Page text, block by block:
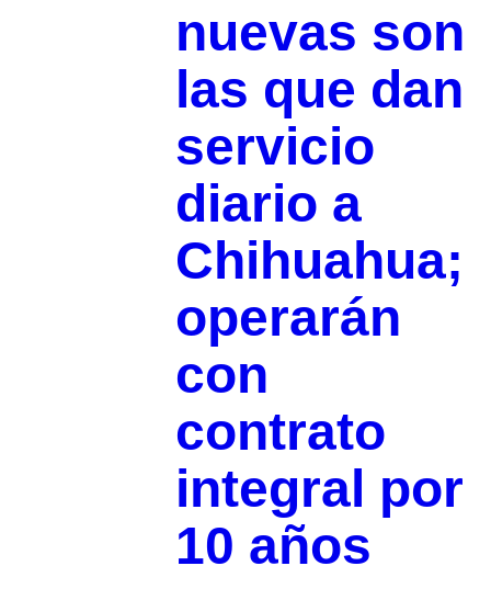
nuevas son
las que dan
servicio
diario a
Chihuahua;
operarán
con
contrato
integral por
10 años